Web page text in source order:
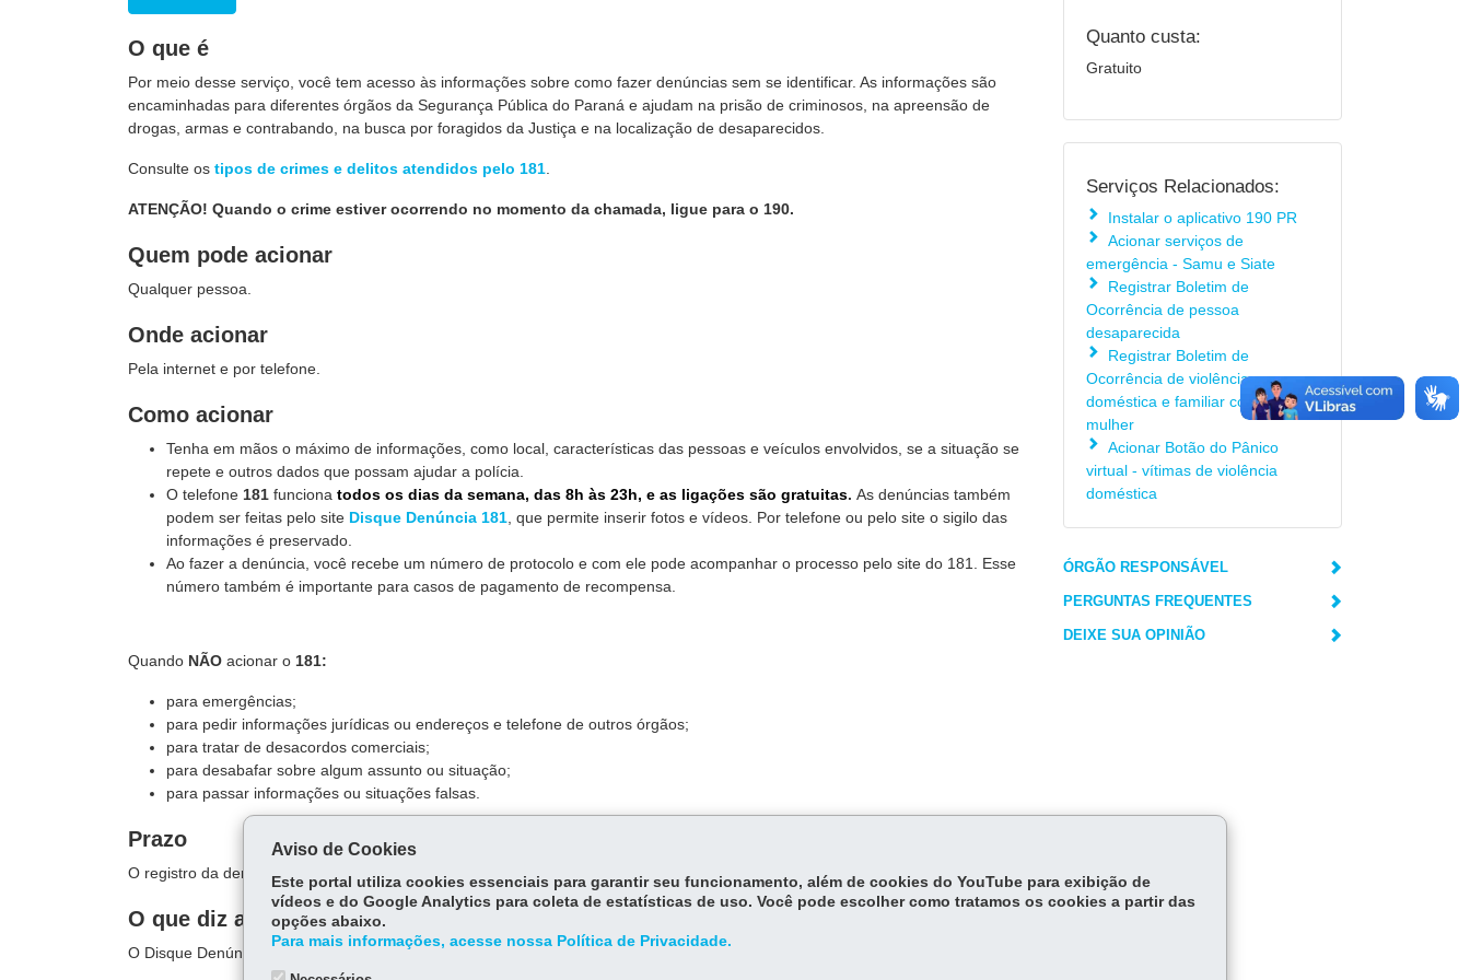
O que é
Por meio desse serviço, você tem acesso às informações sobre como fazer denúncias sem se identificar. As informações são
encaminhadas para diferentes órgãos da Segurança Pública do Paraná e ajudam na prisão de criminosos, na apreensão de
drogas, armas e contrabando, na busca por foragidos da Justiça e na localização de desaparecidos.
Consulte os tipos de crimes e delitos atendidos pelo 181
ATENÇÃO! Quando o crime estiver ocorrendo no momento da chamada, ligue para o 190.
Quem pode acionar
Qualquer pessoa.
Onde acionar
Pela internet e por telefone.
Como acionar
Tenha em mãos o máximo de informações, como local, características das pessoas e veículos envolvidos, se a situação se
repete e outros dados que possam ajudar a polícia.
O telefone 181 funciona todos os dias da semana, das 8h às 23h, e as ligações são gratuitas. As denúncias também
podem ser feitas pelo site Disque Denúncia 181 , que permite inserir fotos e vídeos. Por telefone ou pelo site o sigilo das
informações é preservado.
Ao fazer a denúncia, você recebe um número de protocolo e com ele pode acompanhar o processo pelo site do 181. Esse
número também é importante para casos de pagamento de recompensa.
Quando NÃO acionar o 181:
para emergências;
para pedir informações jurídicas ou endereços e telefone de outros órgãos;
para tratar de desacordos comerciais;
para desabafar sobre algum assunto ou situação;
para passar informações ou situações falsas.
Prazo
O registro da denúncia é imediato.
O que diz a lei
O Disque Denúncia 181 foi criado pelo decreto estadual nº 5494/2016
Quanto custa:
Gratuito
Serviços Relacionados:
Instalar o aplicativo 190 PR
Acionar serviços de
emergência - Samu e Siate
Registrar Boletim de
Ocorrência de pessoa
desaparecida
Registrar Boletim de
Ocorrência de violência
doméstica e familiar contra
mulher
Acionar Botão do Pânico
virtual - vítimas de violência
doméstica
ÓRGÃO RESPONSÁVEL
PERGUNTAS FREQUENTES
DEIXE SUA OPINIÃO
Aviso de Cookies
Este portal utiliza cookies essenciais para garantir seu funcionamento, além de cookies do YouTube para exibição de
vídeos e do Google Analytics para coleta de estatísticas de uso. Você pode escolher como tratamos os cookies a partir das
opções abaixo.
Para mais informações, acesse nossa Política de Privacidade.